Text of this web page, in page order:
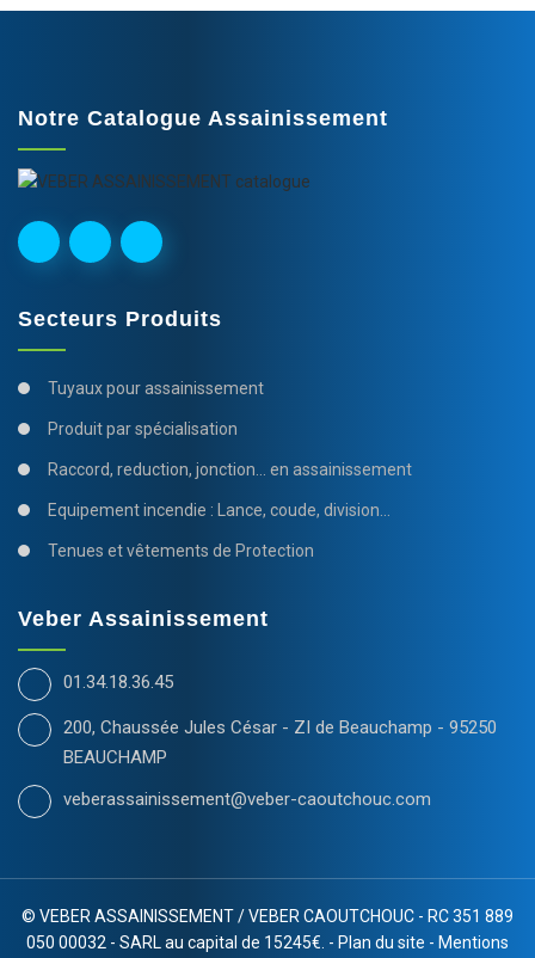
Notre Catalogue Assainissement
Secteurs Produits
Tuyaux pour assainissement
Produit par spécialisation
Raccord, reduction, jonction... en assainissement
Equipement incendie : Lance, coude, division...
Tenues et vêtements de Protection
Veber Assainissement
01.34.18.36.45
200, Chaussée Jules César - ZI de Beauchamp - 95250
BEAUCHAMP
veberassainissement@veber-caoutchouc.com
© VEBER ASSAINISSEMENT / VEBER CAOUTCHOUC - RC 351 889
050 00032 - SARL au capital de 15245€. - Plan du site - Mentions